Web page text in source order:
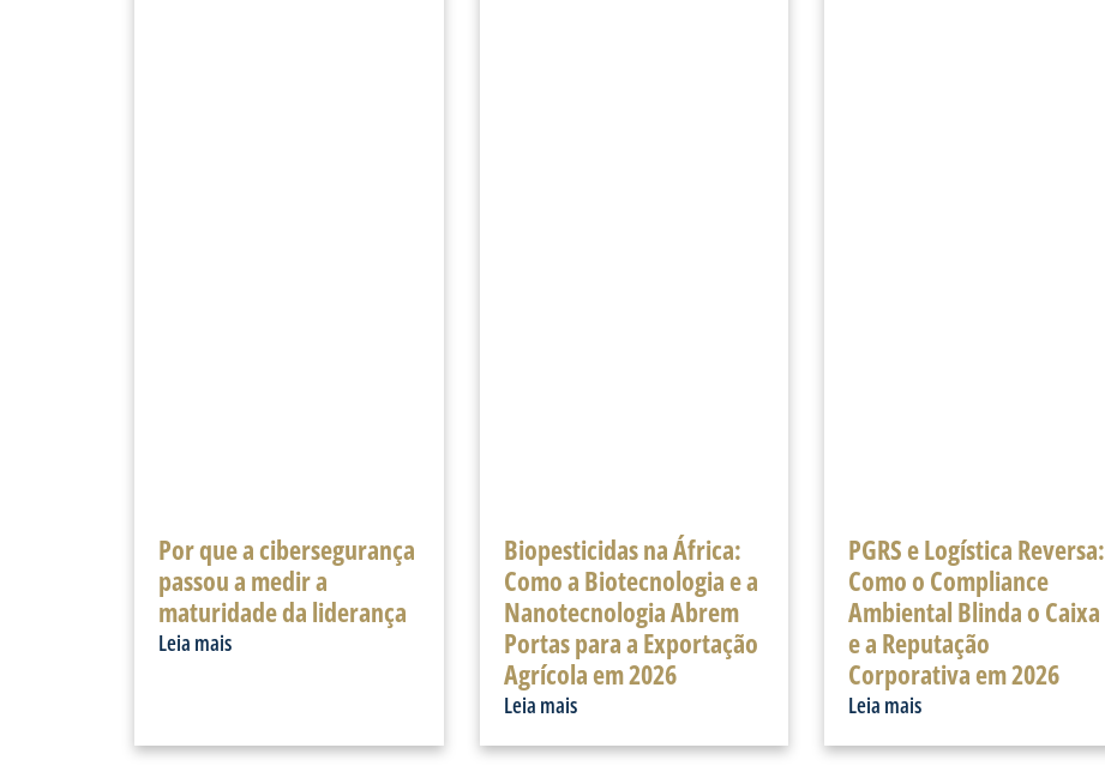
Por que a cibersegurança
passou a medir a
maturidade da liderança
Leia mais
Biopesticidas na África:
Como a Biotecnologia e a
Nanotecnologia Abrem
Portas para a Exportação
Agrícola em 2026
Leia mais
PGRS e Logística Reversa:
Como o Compliance
Ambiental Blinda o Caixa
e a Reputação
Corporativa em 2026
Leia mais